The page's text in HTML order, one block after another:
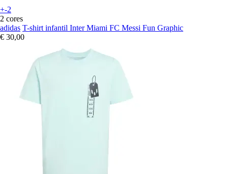
+-2
2 cores
adidas T-shirt infantil Inter Miami FC Messi Fun Graphic
€ 30,00